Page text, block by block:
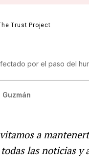
por el paso del
a
las noticias